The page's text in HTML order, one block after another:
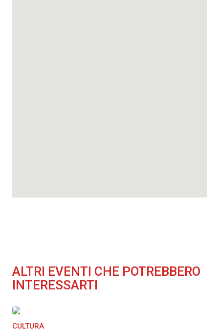
ALTRI EVENTI CHE POTREBBERO
INTERESSARTI
CULTURA